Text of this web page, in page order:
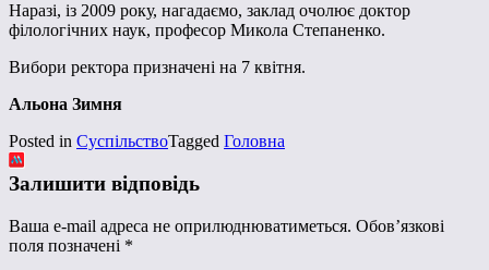
Наразі, із 2009 року, нагадаємо, заклад очолює доктор
філологічних наук, професор Микола Степаненко.
Вибори ректора призначені на 7 квітня.
Альона Зимня
Posted in СуспільствоTagged Головна
Залишити відповідь
Ваша e-mail адреса не оприлюднюватиметься. Обов’язкові
поля позначені *